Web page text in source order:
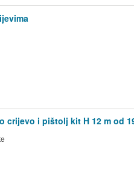
crijevo i pištolj kit H 12 m od